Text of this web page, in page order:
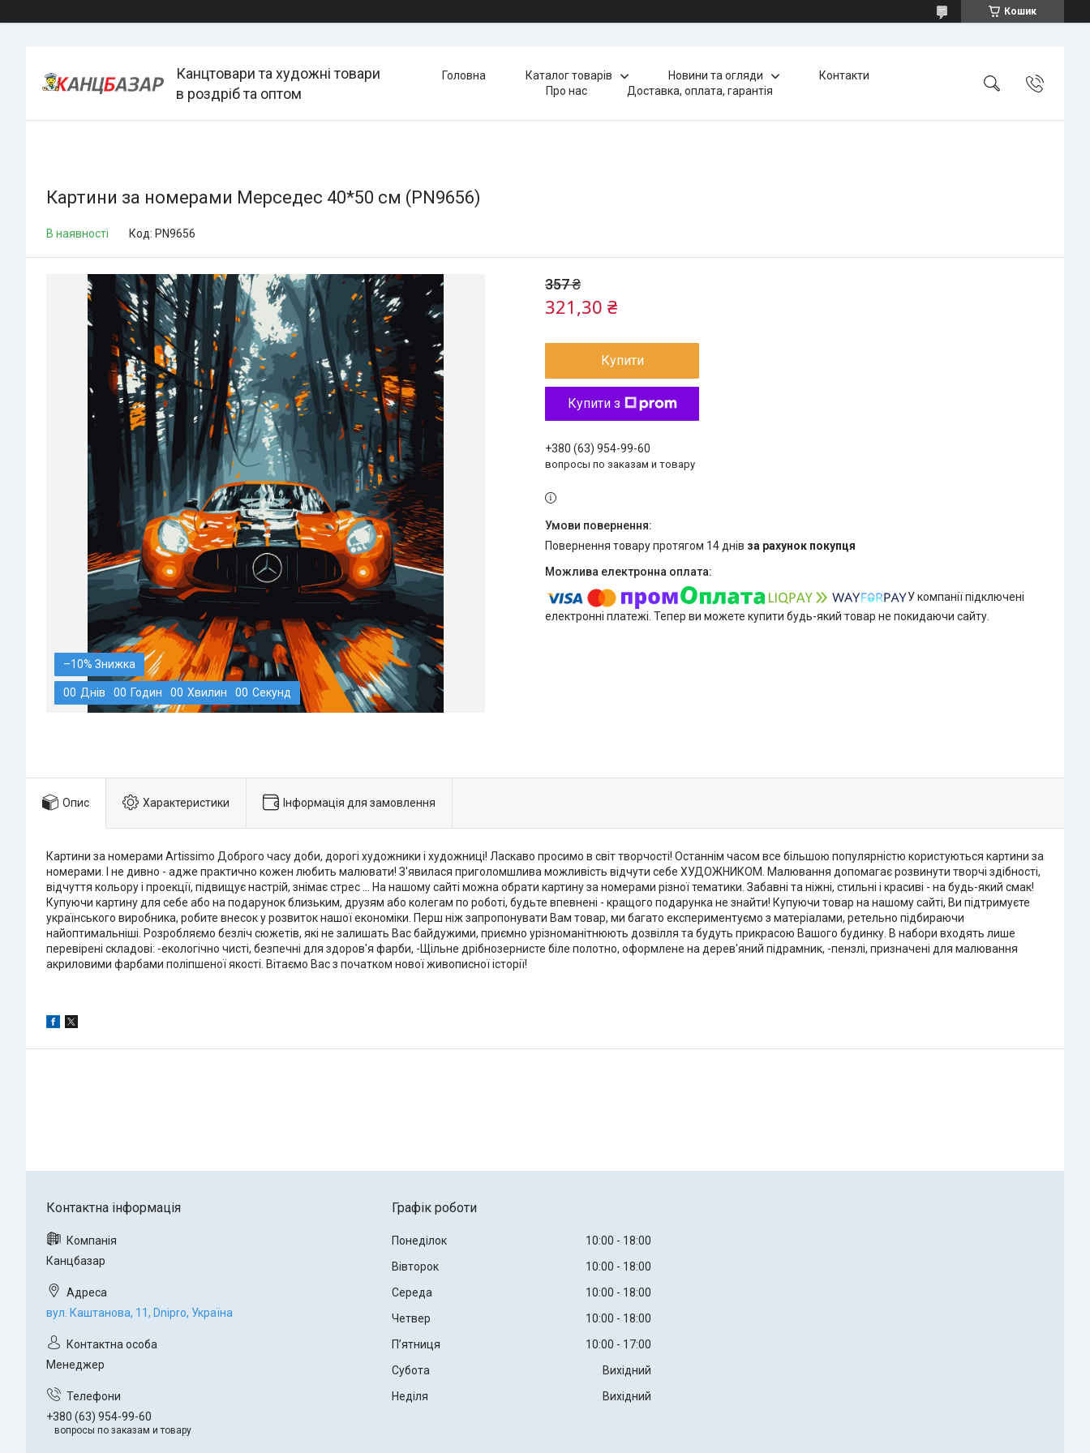
Кошик
Канцтовари та художні товари
в роздріб та оптом
Головна Каталог товарів Новини та огляди
Контакти
Про нас
Доставка, оплата, гарантія
Картини за номерами Мерседес 40*50 см (PN9656)
В наявності Код: PN9656
–10%
00 Днів 00 Годин 00 Хвилин 00 Секунд
357 ₴
321,30 ₴
Купити
Купити з
+380 (63) 954-99-60
вопросы по заказам и товару
повернення товару протягом 14 днів за рахунок покупця
У компанії підключені
електронні платежі. Тепер ви можете купити будь-який товар не покидаючи сайту.
Опис Характеристики Інформація для замовлення
Картини за номерами Artissimo Доброго часу доби, дорогі художники і художниці! Ласкаво просимо в світ творчості! Останнім часом все більшою популярністю користуються картини за
номерами. І не дивно - адже практично кожен любить малювати! З'явилася приголомшлива можливість відчути себе ХУДОЖНИКОМ. Малювання допомагає розвинути творчі здібності,
відчуття кольору і проекції, підвищує настрій, знімає стрес ... На нашому сайті можна обрати картину за номерами різної тематики. Забавні та ніжні, стильні і красиві - на будь-який смак!
Купуючи картину для себе або на подарунок близьким, друзям або колегам по роботі, будьте впевнені - кращого подарунка не знайти! Купуючи товар на нашому сайті, Ви підтримуєте
українського виробника, робите внесок у розвиток нашої економіки. Перш ніж запропонувати Вам товар, ми багато експериментуємо з матеріалами, ретельно підбираючи
найоптимальніші. Розробляємо безліч сюжетів, які не залишать Вас байдужими, приємно урізноманітнюють дозвілля та будуть прикрасою Вашого будинку. В набори входять лише
перевірені складові: -екологічно чисті, безпечні для здоров'я фарби, -Щільне дрібнозернисте біле полотно, оформлене на дерев'яний підрамник, -пензлі, призначені для малювання
акриловими фарбами поліпшеної якості. Вітаємо Вас з початком нової живописної історії!
Канцбазар
вул. Каштанова, 11, Dnipro, Україна
Менеджер
+380 (63) 954-99-60
вопросы по заказам и товару
Графік роботи
Понеділок 10:00
18:00
Вівторок
10:00
18:00
Середа
10:00
18:00
Четвер
10:00
18:00
Пʼятниця
10:00
17:00
Субота
Вихідний
Неділя
Вихідний